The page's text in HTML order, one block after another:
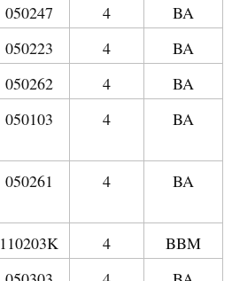
050247 4
BA
050223 4
BA
050262 4
BA
050103 4 BA
050261 4 BA
110203K 4
BBM